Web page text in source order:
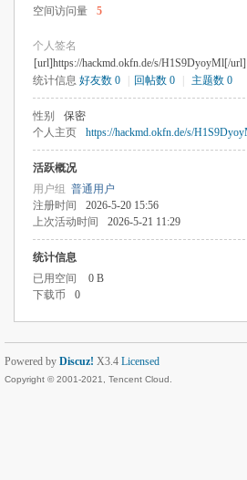
空间访问量
5
个人签名
[url]https://hackmd.okfn.de/s/H1S9DyoyMl[/url]
统计信息 好友数 0 回帖数 0 主题数 0
性别 保密
个人主页
https://hackmd.okfn.de/s/
活跃概况
用户组 普通用户
注册时间
2026-5-20 15:56
上次活动时间
2026-5-21 11:29
统计信息
已用空间
0 B
下载币
0
Powered by Discuz! X3.4 Licensed
Copyright © 2001-2021, Tencent Cloud.